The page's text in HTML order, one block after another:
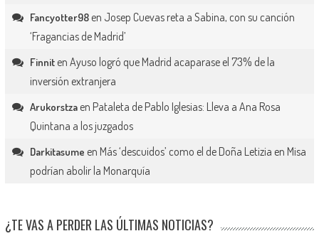
Fancyotter98en Josep Cuevas reta a Sabina, con su canción
‘Fragancias de Madrid’
Finniten Ayuso logró que Madrid acaparase el 73% de la
inversión extranjera
Arukorstzaen Pataleta de Pablo Iglesias: Lleva a Ana Rosa
Quintana a los juzgados
Darkitasume en Más ‘descuidos’ como el de Doña Letizia en Misa
podrían abolir la Monarquía
¿TE VAS A PERDER LAS ÚLTIMAS NOTICIAS?